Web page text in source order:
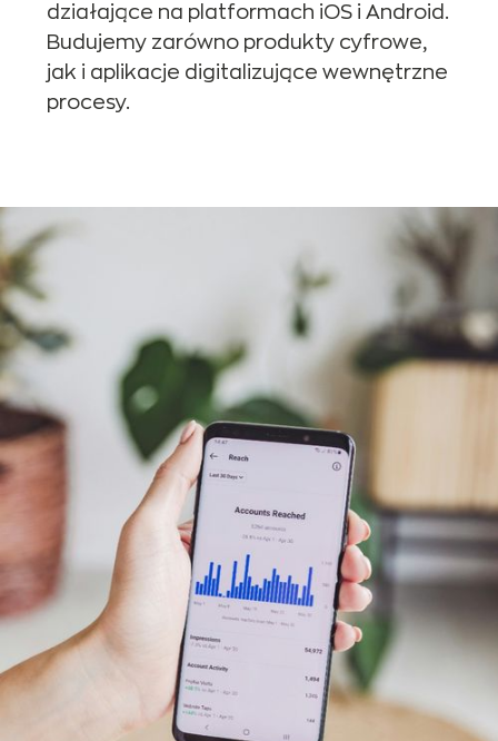
działające na platformach iOS i Android.
Budujemy zarówno produkty cyfrowe,
jak i aplikacje digitalizujące wewnętrzne
procesy.